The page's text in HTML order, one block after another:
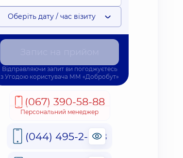
Оберіть дату / час візиту
Відправляючи запит ви погоджуєтесь
з Угодою користувача ММ «Добробут»
(067) 390-58-88
Персональний менеджер
(044) 495-2-888